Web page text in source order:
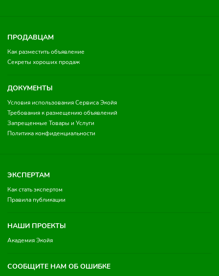
ПРОДАВЦАМ
Как разместить объявление
Секреты хороших продаж
ДОКУМЕНТЫ
Условия использования Сервиса Экойя
Требования к размещению объявлений
Запрещенные Товары и Услуги
Политика конфиденциальности
ЭКСПЕРТАМ
Как стать экспертом
Правила публикации
НАШИ ПРОЕКТЫ
Академия Экойя
СООБЩИТЕ НАМ ОБ ОШИБКЕ